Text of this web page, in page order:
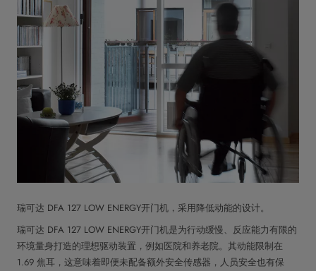
瑞可达 DFA 127 LOW ENERGY开门机，采用降低动能的设计。
瑞可达 DFA 127 LOW ENERGY开门机是为行动缓慢、反应能力有限的
环境量身打造的理想驱动装置，例如医院和养老院。其动能限制在
1.69 焦耳，这意味着即便未配备额外安全传感器，人员安全也有保